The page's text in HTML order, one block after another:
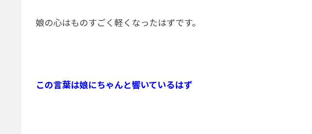
娘の心はものすごく軽くなったはずです。
この言葉は娘にちゃんと響いているはず